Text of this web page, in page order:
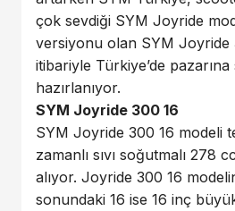
çok sevdiği SYM Joyride
versiyonu olan SYM Joyride
itibariyle Türkiye’de
hazırlanıyor.
SYM Joyride 300 16
SYM Joyride 300 16 modeli
zamanlı sıvı soğutmalı 278
alıyor. Joyride 300 16
sonundaki 16 ise 16 inç